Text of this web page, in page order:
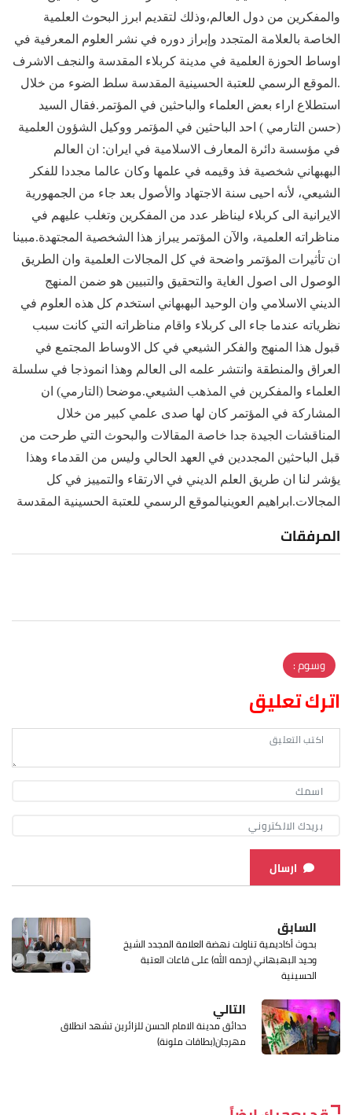
والمفكرين من دول العالم،وذلك لتقديم ابرز البحوث العلمية
الخاصة بالعلامة المتجدد وإبراز دوره في نشر العلوم المعرفية في
اوساط الحوزة العلمية في مدينة كربلاء المقدسة والنجف الاشرف
.الموقع الرسمي للعتبة الحسينية المقدسة سلط الضوء من خلال
استطلاع اراء بعض العلماء والباحثين في المؤتمر.فقال السيد
(حسن التارمي ) احد الباحثين في المؤتمر ووكيل الشؤون العلمية
في مؤسسة دائرة المعارف الاسلامية في ايران: ان العالم
البهبهاني شخصية فذ وقيمه في علمها وكان عالما مجددا للفكر
الشيعي، لأنه احيى سنة الاجتهاد والأصول بعد جاء من الجمهورية
الايرانية الى كربلاء ليناظر عدد من المفكرين وتغلب عليهم في
مناظراته العلمية، والآن المؤتمر يبراز هذا الشخصية المجتهدة.مبينا
ان تأثيرات المؤتمر واضحة في كل المجالات العلمية وان الطريق
الوصول الى اصول الغاية والتحقيق والتبيين هو ضمن المنهج
الديني الاسلامي وان الوحيد البهبهاني استخدم كل هذه العلوم في
نظرياته عندما جاء الى كربلاء واقام مناظراته التي كانت سبب
قبول هذا المنهج والفكر الشيعي في كل الاوساط المجتمع في
العراق والمنطقة وانتشر علمه الى العالم وهذا انموذجا في سلسلة
العلماء والمفكرين في المذهب الشيعي.موضحا (التارمي) ان
المشاركة في المؤتمر كان لها صدى علمي كبير من خلال
المناقشات الجيدة جدا خاصة المقالات والبحوث التي طرحت من
قبل الباحثين المجددين في العهد الحالي وليس من القدماء وهذا
يؤشر لنا ان طريق العلم الديني في الارتقاء والتمييز في كل
المجالات.ابراهيم العوينيالموقع الرسمي للعتبة الحسينية المقدسة
المرفقات
وسوم :
اترك تعليق
ارسال
السابق
بحوث أكاديمية تناولت نهضة العلامة المجدد الشيخ
وحيد البهبهاني (رحمه الله) على قاعات العتبة
الحسينية
التالي
حدائق مدينة الامام الحسن للزائرين تشهد انطلاق
مهرجان(بطاقات ملونة)